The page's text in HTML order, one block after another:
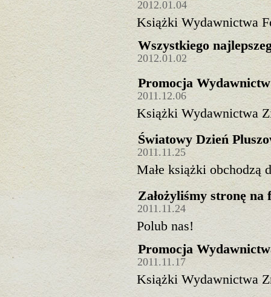
2012.01.04
Książki Wydawnictwa
Wszystkiego
2012.01.02
Promocja
2011.12.06
Książki Wydawnictwa
Światowy Dzień
2011.11.25
Małe książki obchodzą
Założyliśmy stronę na
2011.11.24
Polub nas!
Promocja
2011.11.17
Książki Wydawnictwa